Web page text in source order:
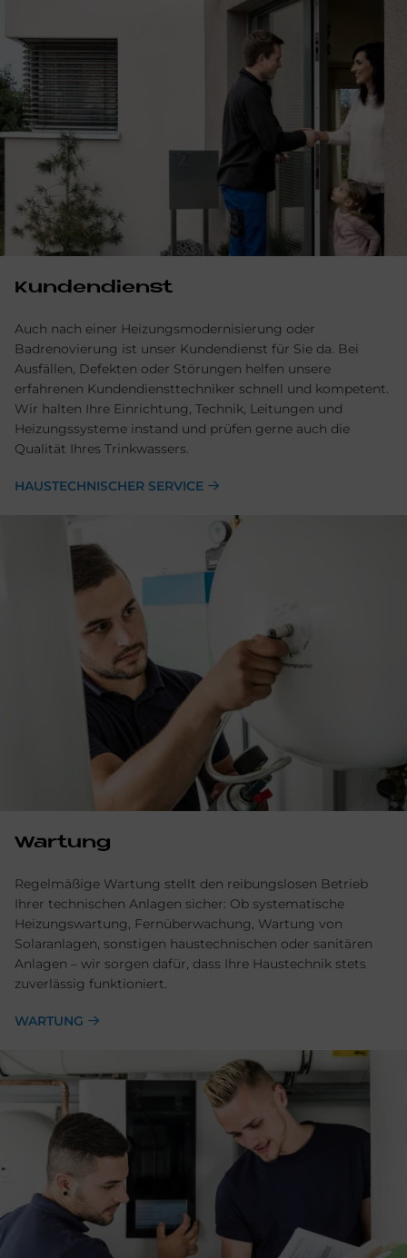
Kundendienst
Auch nach einer Heizungsmodernisierung oder
Badrenovierung ist unser Kundendienst für Sie da. Bei
Ausfällen, Defekten oder Störungen helfen unsere
erfahrenen Kundendiensttechniker schnell und kompetent.
Wir halten Ihre Einrichtung, Technik, Leitungen und
Heizungssysteme instand und prüfen gerne auch die
Qualität Ihres Trinkwassers.
HAUSTECHNISCHER SERVICE
Wartung
Regelmäßige Wartung stellt den reibungslosen Betrieb
Ihrer technischen Anlagen sicher: Ob systematische
Heizungswartung, Fernüberwachung, Wartung von
Solaranlagen, sonstigen haustechnischen oder sanitären
Anlagen – wir sorgen dafür, dass Ihre Haustechnik stets
zuverlässig funktioniert.
WARTUNG